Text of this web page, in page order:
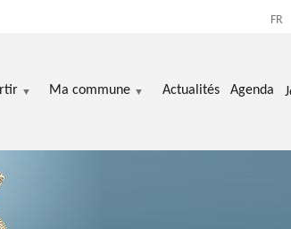
FR
Ma commune Actualités Agenda